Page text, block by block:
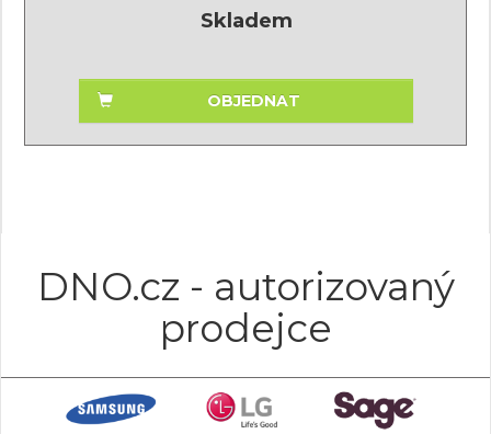
Skladem
OBJEDNAT
DNO.cz - autorizovaný
prodejce